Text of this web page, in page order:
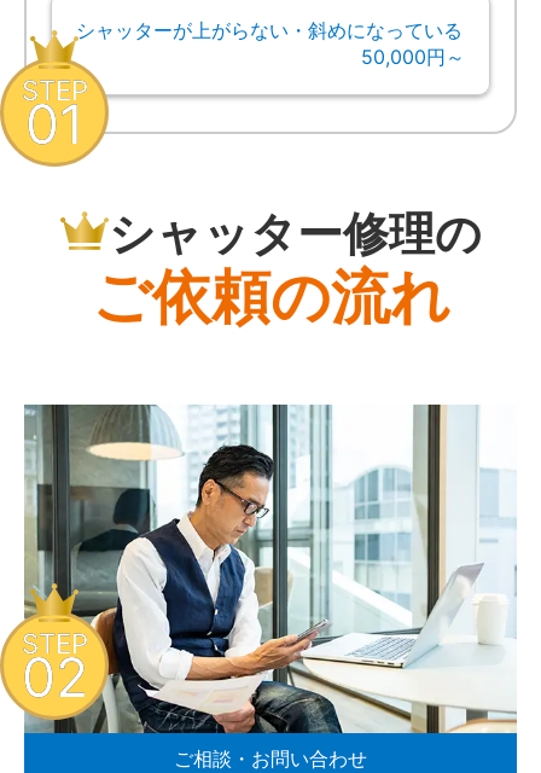
シャッターが上がらない・斜めになっている
50,000円～
シャッター修理の
ご依頼の流れ
STEP
01
ご相談・お問い合わせ
STEP
02